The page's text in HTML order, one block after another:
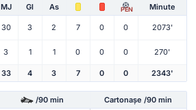
MJ Gl As PEN Minute
30 3 2 7 0 0 2073'
3 1 1 0 0 0 270'
33 4 3 7 0 0 2343'
/90 min Cartonașe /90 min